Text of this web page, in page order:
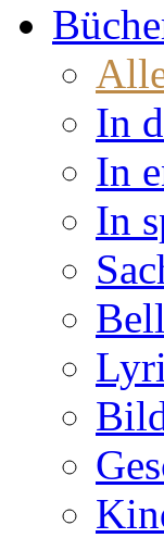
In
In
In